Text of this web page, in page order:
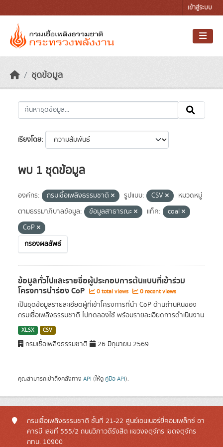
เข้าสู่ระบบ
ชุดข้อมูล
เรียงโดย
พบ 1 ชุดข้อมูล
องค์กร: กรมเชื้อเพลิงธรรมชาติ รูปแบบ: CSV
หมวดหมู่
ตามธรรมาภิบาลข้อมูล:
ข้อมูลสาธารณะ แท็ค:
coal
CoP
กรองผลลัพธ์
ข้อมูลทั่วไปและรายชื่อผู้ประกอบการต้นแบบที่เข้าร่วม
โครงการนำร่อง CoP 0 total views 0 recent views
เป็นชุดข้อมูลรายละเอียดผู้ที่เข้าโครงการที่นำ CoP ด้านถ่านหินของ
กรมเชื้อเพลิงธรรมชาติ ไปทดลองใช้ พร้อมรายละเอียดการดำเนินงาน
XLSX CSV
กรมเชื้อเพลิงธรรมชาติ 26 มิถุนายน 2569
คุณสามารถเข้าถึงคลังทาง API (ให้ดู คู่มือ API).
กรมเชื้อเพลิงธรรมชาติ ชั้นที่ 21-22 ศูนย์เอนเนอร์ยี่คอมเพล็กซ์ อา
คารบี เลขที่ 555/2 ถนนวิภาวดีรังสิต แขวงจตุจักร เขตจตุจักร
กทม. 10900